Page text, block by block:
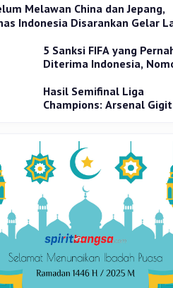
Melawan China dan Jepang,
Indonesia Disarankan Gelar
5 Sanksi FIFA yang
Diterima Indonesia,
Hasil Semifinal Liga
Champions: Arsenal Gigit